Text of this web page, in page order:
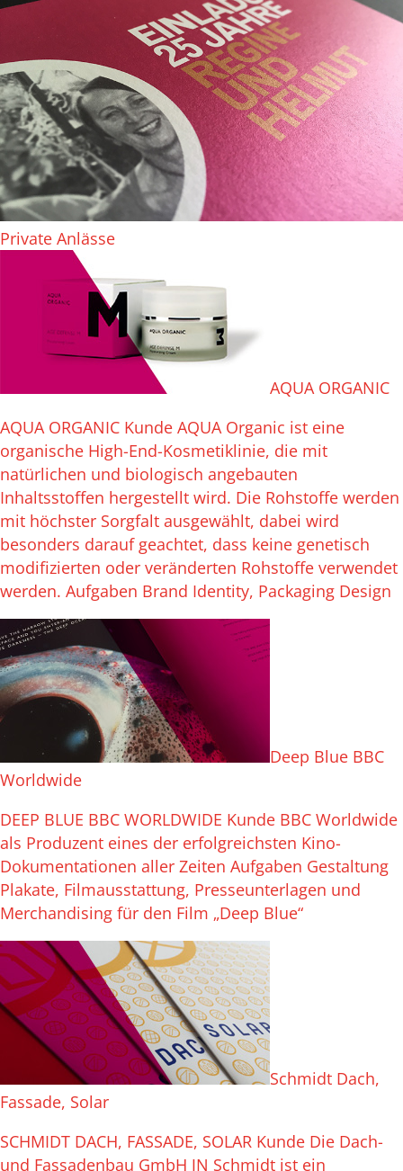
Private Anlässe
AQUA ORGANIC
AQUA ORGANIC Kunde AQUA Organic ist eine
organische High-End-Kosmetiklinie, die mit
natürlichen und biologisch angebauten
Inhaltsstoffen hergestellt wird. Die Rohstoffe werden
mit höchster Sorgfalt ausgewählt, dabei wird
besonders darauf geachtet, dass keine genetisch
modifizierten oder veränderten Rohstoffe verwendet
werden. Aufgaben Brand Identity, Packaging Design
Deep Blue BBC
Worldwide
DEEP BLUE BBC WORLDWIDE Kunde BBC Worldwide
als Produzent eines der erfolgreichsten Kino-
Dokumentationen aller Zeiten Aufgaben Gestaltung
Plakate, Filmausstattung, Presseunterlagen und
Merchandising für den Film „Deep Blue“
Schmidt Dach,
Fassade, Solar
SCHMIDT DACH, FASSADE, SOLAR Kunde Die Dach-
und Fassadenbau GmbH JN Schmidt ist ein